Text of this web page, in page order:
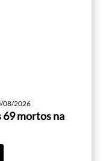
08/2026
69 mortos na